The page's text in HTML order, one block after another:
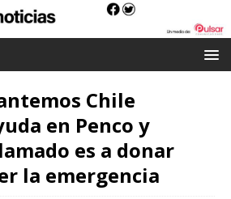
Chile
en Penco y
es a donar
la emergencia